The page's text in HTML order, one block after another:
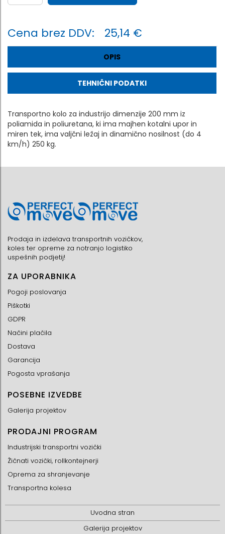
Cena brez DDV: 25,14 €
OPIS
TEHNIČNI PODATKI
Transportno kolo za industrijo dimenzije 200 mm iz
poliamida in poliuretana, ki ima majhen kotalni upor in
miren tek, ima valjčni ležaj in dinamično nosilnost (do 4
km/h) 250 kg.
Prodaja in izdelava transportnih vozičkov,
koles ter opreme za notranjo logistiko
uspešnih podjetij!
ZA UPORABNIKA
Pogoji poslovanja
Piškotki
GDPR
Načini plačila
Dostava
Garancija
Pogosta vprašanja
POSEBNE IZVEDBE
Galerija projektov
PRODAJNI PROGRAM
Industrijski transportni vozički
Žičnati vozički, rollkontejnerji
Oprema za shranjevanje
Transportna kolesa
Uvodna stran
Galerija projektov